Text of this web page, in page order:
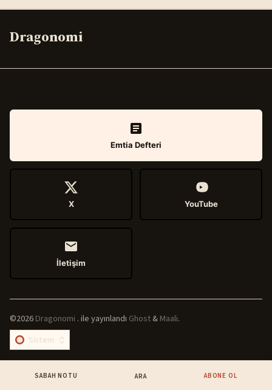
Dragonomi
Emtia Defteri
X YouTube
İletişim
©2026Dragonomi .ile yayınlandı Ghost&Maali.
SABAH NOTU ARA ABONE OL